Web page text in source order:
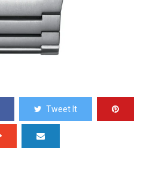
Tweet It